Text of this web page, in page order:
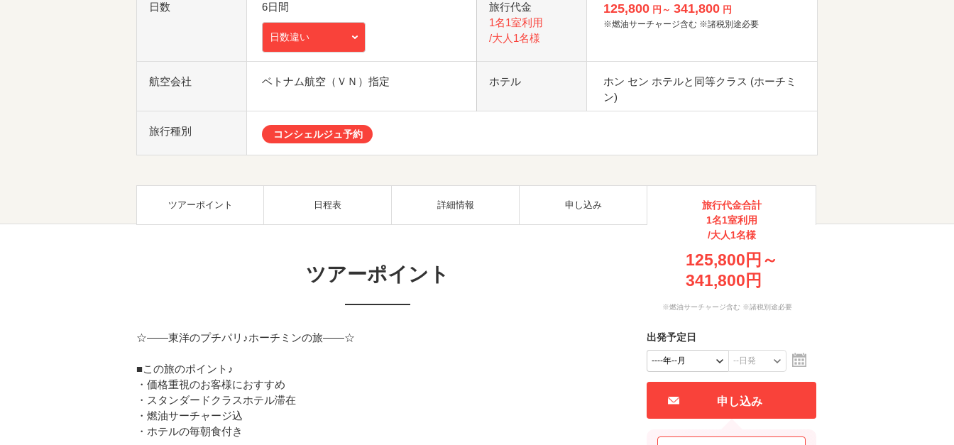
日数 6日間
日数違い
旅行代金
1名1室利用
/大人1名様
125,800 円～ 341,800 円
※燃油サーチャージ含む ※諸税別途必要
航空会社 ベトナム航空（ＶＮ）指定 ホテル
ホン セン ホテルと同等クラス (ホーチミ
ン)
旅行種別 コンシェルジュ予約
ツアーポイント 日程表 詳細情報 申し込み
ツアーポイント
☆――東洋のプチパリ♪ホーチミンの旅――☆
■この旅のポイント♪
・価格重視のお客様におすすめ
・スタンダードクラスホテル滞在
・燃油サーチャージ込
・ホテルの毎朝食付き
旅行代金合計
1名1室利用
/大人1名様
125,800円～
341,800円
※燃油サーチャージ含む ※諸税別途必要
出発予定日
申し込み